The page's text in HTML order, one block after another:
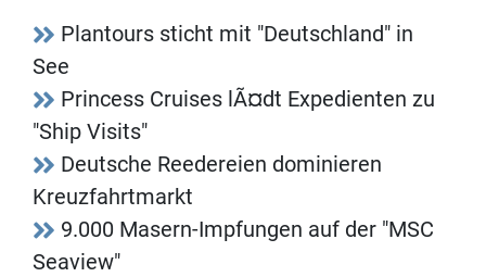
Plantours sticht mit "Deutschland" in
See
Princess Cruises lÃ¤dt Expedienten zu
"Ship Visits"
Deutsche Reedereien dominieren
Kreuzfahrtmarkt
9.000 Masern-Impfungen auf der "MSC
Seaview"